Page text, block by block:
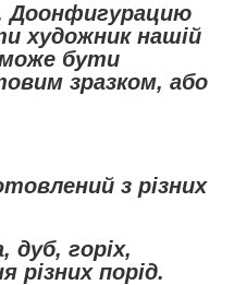
Доонфигурацию
художник нашій
бути
зразком, або
з різних
дуб, горіх,
різних порід.